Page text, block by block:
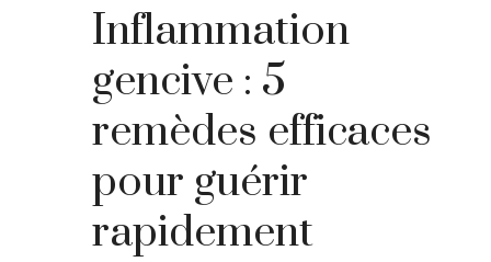
Inflammation
gencive : 5
remèdes efficaces
pour guérir
rapidement